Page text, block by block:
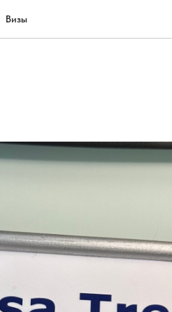
Визы